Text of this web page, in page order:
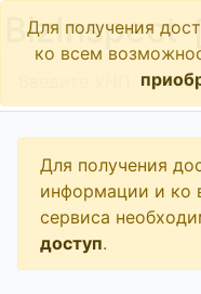
BizInspect
Для получения
ко всем
Для получения
информации и ко
сервиса
доступ.